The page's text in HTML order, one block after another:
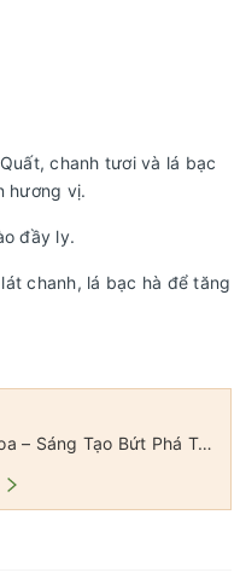
chanh tươi và lá bạc
hương vị.
đầy ly.
chanh, lá bạc hà để tăng
Xu Hướng Pha Chế Đồ Uống Có Hoa – Sáng Tạo Bứt Phá Trong Ngành F&B